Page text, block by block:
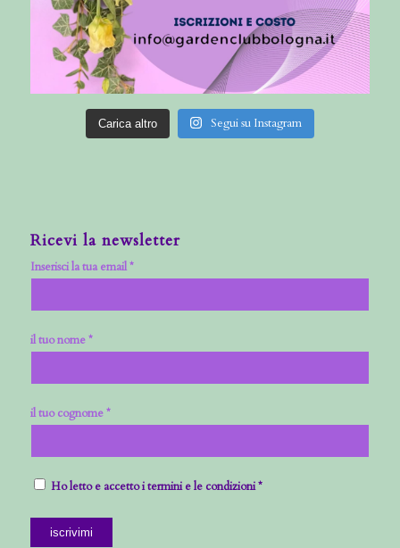
Carica altro Segui su Instagram
Ricevi la newsletter
Inserisci la tua email *
il tuo nome *
il tuo cognome *
Ho letto e accetto i termini e le condizioni *